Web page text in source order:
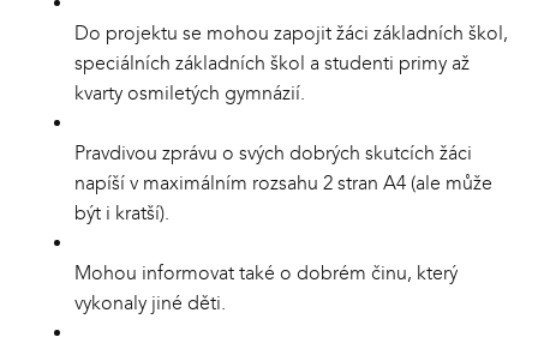
Do projektu se mohou zapojit žáci základních škol,
speciálních základních škol a studenti primy až
kvarty osmiletých gymnázií.
Pravdivou zprávu o svých dobrých skutcích žáci
napíší v maximálním rozsahu 2 stran A4 (ale může
být i kratší).
Mohou informovat také o dobrém činu, který
vykonaly jiné děti.